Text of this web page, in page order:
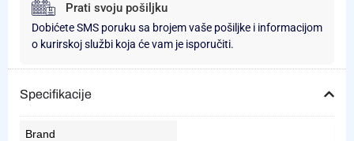
Prati svoju pošiljku
Dobićete SMS poruku sa brojem vaše pošiljke i informacijom
o kurirskoj službi koja će vam je isporučiti.
Specifikacije
Brand